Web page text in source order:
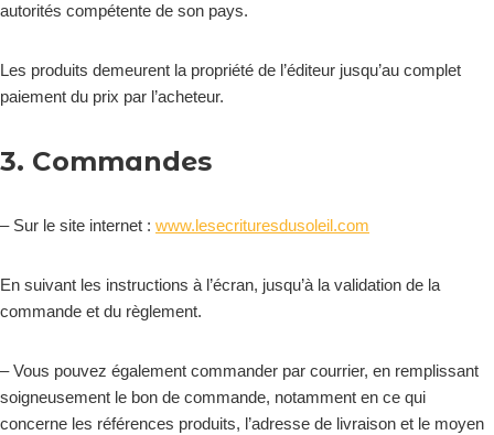
autorités compétente de son pays.
Les produits demeurent la propriété de l’éditeur jusqu’au complet
paiement du prix par l’acheteur.
3. Commandes
– Sur le site internet : www.lesecrituresdusoleil.com
En suivant les instructions à l’écran, jusqu’à la validation de la
commande et du règlement.
– Vous pouvez également commander par courrier, en remplissant
soigneusement le bon de commande, notamment en ce qui
concerne les références produits, l’adresse de livraison et le moyen